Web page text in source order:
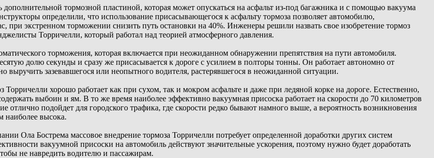
тормозной пластиной, которая может опускаться на асфальт из-под багажника и с помощью вакуума
определили, что использование присасывающегося к асфальту тормоза позволяет автомобилю,
при экстренном торможении снизить путь остановки на 40%. Инженеры решили назвать свое изобретение тормоз
Торричелли, который работал над теорией атмосферного давления.
торможения, которая включается при неожиданном обнаружении препятствия на пути автомобиля.
долю секунды и сразу же присасывается к дороге с усилием в полторы тонны. Он работает автономно от
выручить зазевавшегося или неопытного водителя, растерявшегося в неожиданной ситуации.
хорошо работает как при сухом, так и мокром асфальте и даже при ледяной корке на дороге. Естественно,
выбоин и ям. В то же время наиболее эффективно вакуумная присоска работает на скорости до 70 километров
отлично подойдет для городского трафика, где скорости редко бывают намного выше, а вероятность возникновения
наиболее высока.
Ола Бострема массовое внедрение тормоза Торричелли потребует определенной доработки других систем
вакуумной присоски на автомобиль действуют значительные ускорения, поэтому нужно будет доработать
не навредить водителю и пассажирам.